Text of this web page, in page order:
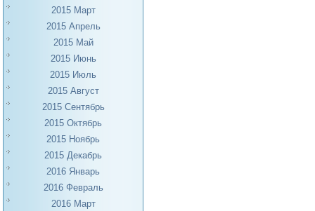
2015 Март
2015 Апрель
2015 Май
2015 Июнь
2015 Июль
2015 Август
2015 Сентябрь
2015 Октябрь
2015 Ноябрь
2015 Декабрь
2016 Январь
2016 Февраль
2016 Март